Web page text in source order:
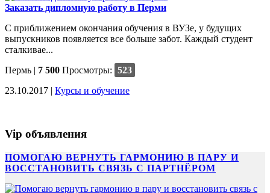
Заказать дипломную работу в Перми
С приближением окончания обучения в ВУЗе, у будущих
выпускников появляется все больше забот. Каждый студент
сталкивае...
Пермь | 7 500 Просмотры: 523
23.10.2017 | Курсы и обучение
Vip объявления
ПОМОГАЮ ВЕРНУТЬ ГАРМОНИЮ В ПАРУ И
ВОССТАНОВИТЬ СВЯЗЬ С ПАРТНЁРОМ